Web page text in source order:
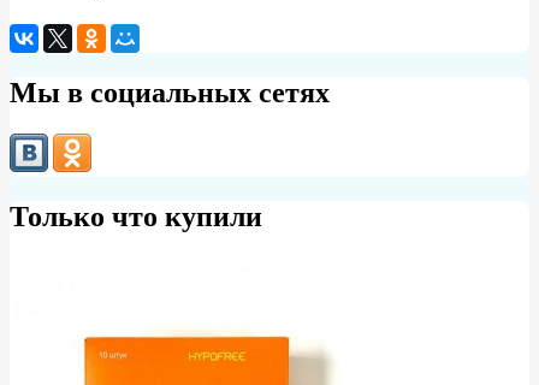
Мы в социальных сетях
Только что купили